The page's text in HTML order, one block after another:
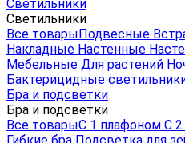
Светильники
Светильники
Все товарыПодвесные
Накладные Настенные
Мебельные Для растений
Бактерицидные
Бра и подсветки
Бра и подсветки
Все товарыС 1 плафоном С